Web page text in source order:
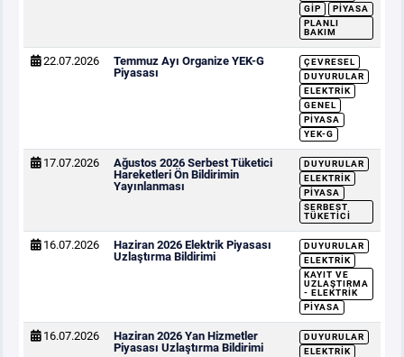
GİP
PIYASA
PLANLI
BAKIM
22.07.2026
Temmuz Ayı Organize YEK-G
Piyasası
ÇEVRESEL
DUYURULAR
ELEKTRIK
GENEL
PIYASA
YEK-G
17.07.2026
Ağustos 2026 Serbest Tüketici
Hareketleri Ön Bildirimin
Yayınlanması
DUYURULAR
ELEKTRIK
PIYASA
SERBEST
TÜKETICI
16.07.2026
Haziran 2026 Elektrik Piyasası
Uzlaştırma Bildirimi
DUYURULAR
ELEKTRIK
KAYIT VE
UZLAŞTIRMA
- ELEKTRIK
PIYASA
16.07.2026
Haziran 2026 Yan Hizmetler
Piyasası Uzlaştırma Bildirimi
DUYURULAR
ELEKTRIK